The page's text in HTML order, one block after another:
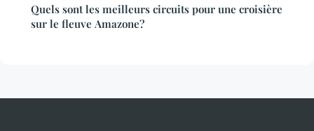
Quels sont les meilleurs circuits pour une croisière
sur le fleuve Amazone?